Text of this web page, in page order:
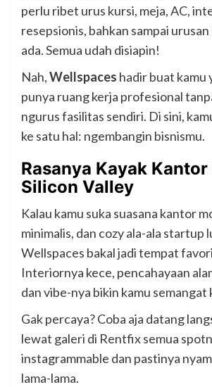
perlu ribet urus kursi, meja, AC,
resepsionis, bahkan sampai
ada. Semua udah disiapin!
Nah,Wellspaces hadir buat kamu
punya ruang kerja profesional
ngurus fasilitas sendiri. Di sini,
ke satu hal: ngembangin bisnismu.
Rasanya Kayak
Silicon Valley
Kalau kamu suka suasana kantor
minimalis, dan cozy ala-ala startup
Wellspaces bakal jadi tempat
Interiornya kece, pencahayaan
dan vibe-nya bikin kamu semangat
Gak percaya? Coba aja datang
lewat galeri di Rentfix semua
instagrammable dan pastinya
lama-lama.